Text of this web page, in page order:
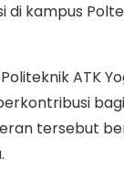
kampus
ATK
bagi
tersebut